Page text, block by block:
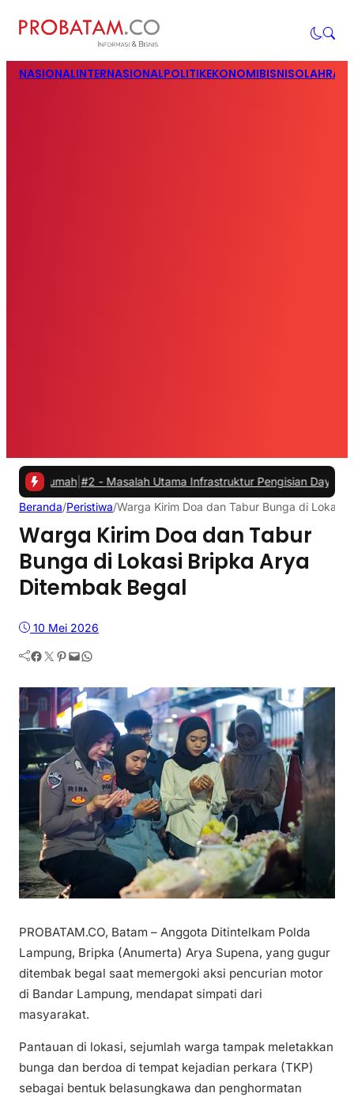
NASIONALINTERNASIONALPOLITIKEKONOMIBISNIS
#2 - Masalah Utama Infrastruktur Pengisian Daya untuk Mobil
Beranda/Peristiwa/Warga Kirim Doa dan Tabur Bunga di Lokasi
Warga Kirim Doa dan Tabur
Bunga di Lokasi Bripka Arya
Ditembak Begal
10 Mei 2026
Facebook Twitter Pinterest Mail WhatsApp
PROBATAM.CO, Batam – Anggota Ditintelkam Polda
Lampung, Bripka (Anumerta) Arya Supena, yang gugur
ditembak begal saat memergoki aksi pencurian motor
di Bandar Lampung, mendapat simpati dari
masyarakat.
Pantauan di lokasi, sejumlah warga tampak meletakkan
bunga dan berdoa di tempat kejadian perkara (TKP)
sebagai bentuk belasungkawa dan penghormatan